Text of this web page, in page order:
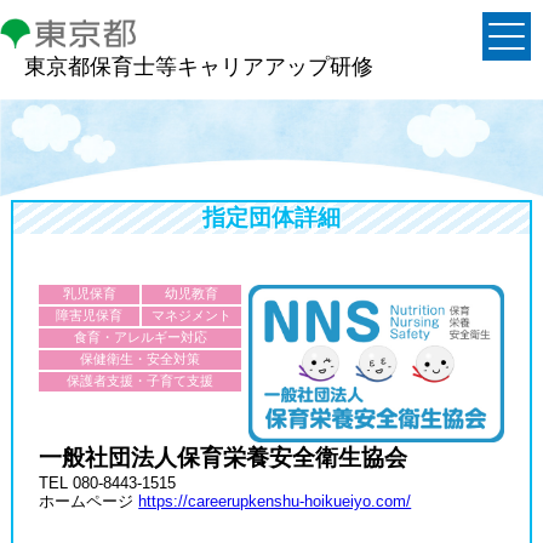
東京都保育士等キャリアアップ研修
指定団体詳細
乳児保育
幼児教育
障害児保育
マネジメント
食育・アレルギー対応
保健衛生・安全対策
保護者支援・子育て支援
一般社団法人保育栄養安全衛生協会
TEL 080-8443-1515
ホームページ https://careerupkenshu-hoikueiyo.com/